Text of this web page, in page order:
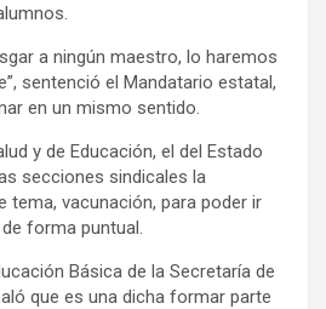
a ningún maestro, lo haremos
sentenció el Mandatario estatal,
en un mismo sentido.
y de Educación, el del Estado
secciones sindicales la
vacunación, para poder ir
forma puntual.
Básica de la Secretaría de
que es una dicha formar parte